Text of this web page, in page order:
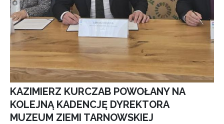
KAZIMIERZ KURCZAB POWOŁANY NA
KOLEJNĄ KADENCJĘ DYREKTORA
MUZEUM ZIEMI TARNOWSKIEJ